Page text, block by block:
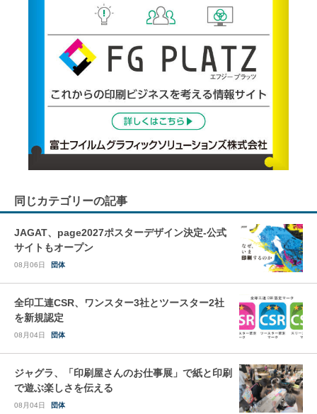
同じカテゴリーの記事
JAGAT、page2027ポスターデザイン決定-公式
サイトもオープン
08月06日 団体
全印工連CSR、ワンスター3社とツースター2社
を新規認定
08月04日 団体
ジャグラ、「印刷屋さんのお仕事展」で紙と印刷
で遊ぶ楽しさを伝える
08月04日 団体